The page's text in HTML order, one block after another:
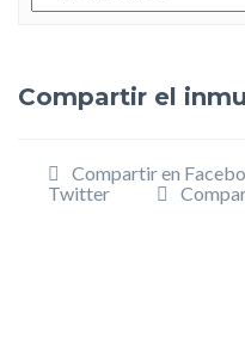
Compartir el
Compartir en
Twitter